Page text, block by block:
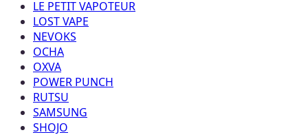
LE PETIT VAPOTEUR
LOST VAPE
NEVOKS
OCHA
OXVA
POWER PUNCH
RUTSU
SAMSUNG
SHOJO